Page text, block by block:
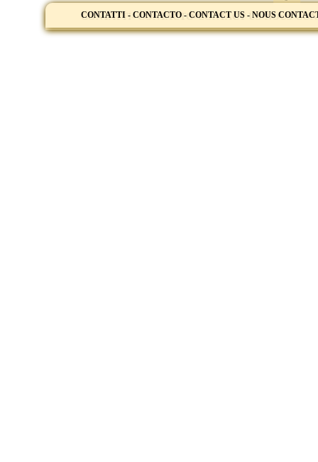
CONTATTI- CONTACTO-CONTACT US-NOUS
CONTATTI - CONTACTO - CONTACT US - NOUS